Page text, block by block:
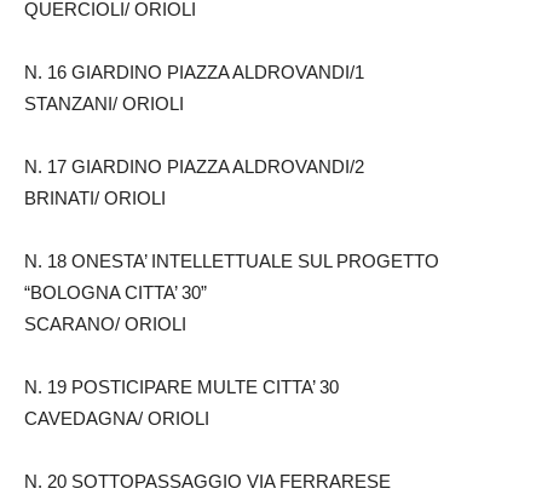
QUERCIOLI/ ORIOLI
N. 16 GIARDINO PIAZZA ALDROVANDI/1
STANZANI/ ORIOLI
N. 17 GIARDINO PIAZZA ALDROVANDI/2
BRINATI/ ORIOLI
N. 18 ONESTA’ INTELLETTUALE SUL PROGETTO
“BOLOGNA CITTA’ 30”
SCARANO/ ORIOLI
N. 19 POSTICIPARE MULTE CITTA’ 30
CAVEDAGNA/ ORIOLI
N. 20 SOTTOPASSAGGIO VIA FERRARESE